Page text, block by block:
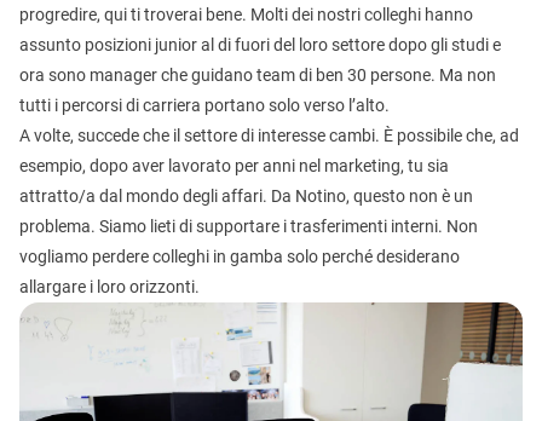
progredire, qui ti troverai bene. Molti dei nostri colleghi hanno
assunto posizioni junior al di fuori del loro settore dopo gli studi e
ora sono manager che guidano team di ben 30 persone. Ma non
tutti i percorsi di carriera portano solo verso l’alto.
A volte, succede che il settore di interesse cambi. È possibile che, ad
esempio, dopo aver lavorato per anni nel marketing, tu sia
attratto/a dal mondo degli affari. Da Notino, questo non è un
problema. Siamo lieti di supportare i trasferimenti interni. Non
vogliamo perdere colleghi in gamba solo perché desiderano
allargare i loro orizzonti.